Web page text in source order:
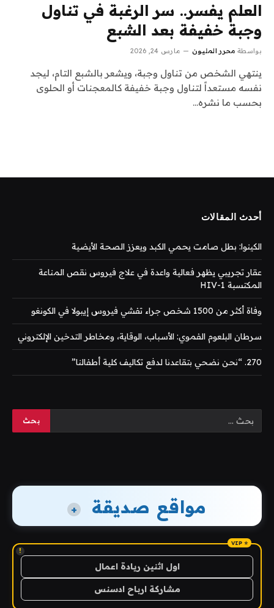
العلم يفسر.. سر الرغبة في تناول
وجبة خفيفة بعد الشبع
بواسطة محرر المليون مارس 24, 2026
ينتهي الشخص من تناول وجبة، ويشعر بالشبع التام، ليجد
نفسه مستعداً لتناول وجبة خفيفة كالمعجنات أو الحلوى
بحسب ما نشره…
أحدث المقالات
الكينوا: بطل صامت يحمي الكبد ويعزز الصحة الأيضية
عقار تجريبي يظهر فعالية واعدة في علاج فيروس نقص المناعة
المكتسبة HIV-1
وفاة أكثر من 1500 شخص جراء تفشي فيروس إيبولا في الكونغو
سرطان البلعوم الفموي: الأسباب، الوقاية، ومخاطر التدخين الإلكتروني
270. “نحن نضحي بتقاعدنا لدفع تكاليف كلية أطفالنا”
مواقع صديقة +
!
اول اثنين ريادة اعمال
مشاركة ارباح ادسنس